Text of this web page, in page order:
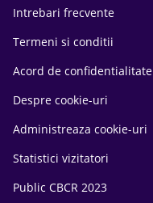
Intrebari frecvente
Termeni si conditii
Acord de confidentialitate
Despre cookie-uri
Administreaza cookie-uri
Statistici vizitatori
Public CBCR 2023